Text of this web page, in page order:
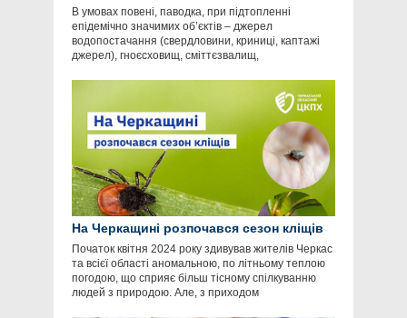
В умовах повені, паводка, при підтопленні
епідемічно значимих об’єктів – джерел
водопостачання (свердловини, криниці, каптажі
джерел), гноєсховищ, сміттєзвалищ,
На Черкащині розпочався сезон кліщів
Початок квітня 2024 року здивував жителів Черкас
та всієї області аномальною, по літньому теплою
погодою, що сприяє більш тісному спілкуванню
людей з природою. Але, з приходом